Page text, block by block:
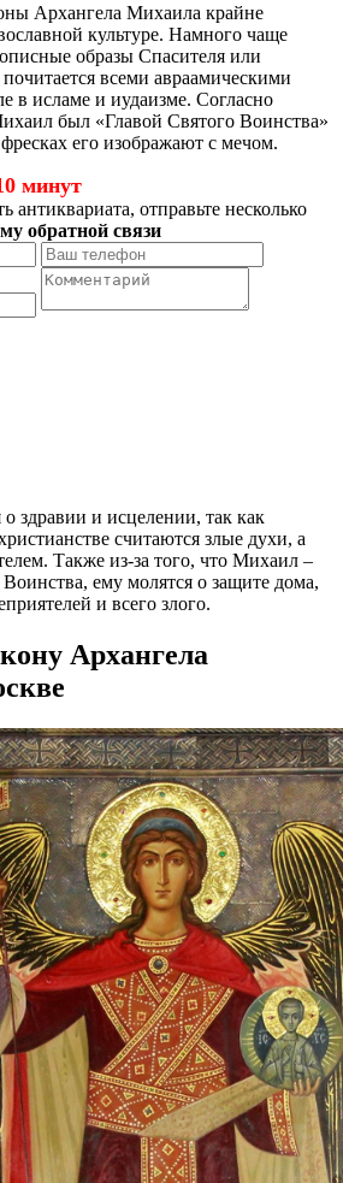
Архангела Михаила крайне
культуре. Намного чаще
образы Спасителя или
всеми авраамическими
в исламе и иудаизме. Согласно
был «Главой Святого Воинства»
его изображают с мечом.
минут
антиквариата, отправьте несколько
обратной связи
здравии и исцелении, так как
считаются злые духи, а
Также из-за того, что Михаил –
ему молятся о защите дома,
и всего злого.
Архангела